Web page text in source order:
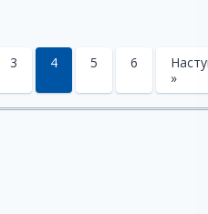
3 4 5 6
»